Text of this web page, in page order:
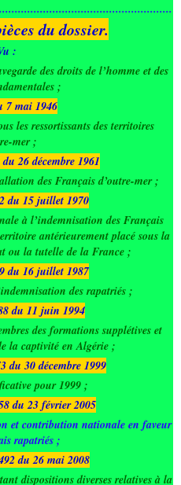
du dossier.
:
des droits de l’homme et des
;
7 mai 1946
les ressortissants des territoires
mer ;
26 décembre 1961
des Français d’outre-mer ;
du 15 juillet 1970
à l’indemnisation des Français
antérieurement placé sous la
ou la tutelle de la France ;
du 16 juillet 1987
des rapatriés ;
du 11 juin 1994
des formations supplétives et
la captivité en Algérie ;
du 30 décembre 1999
pour 1999 ;
du 23 février 2005
et contribution nationale en faveur
rapatriés ;
du 26 mai 2008
dispositions diverses relatives à la